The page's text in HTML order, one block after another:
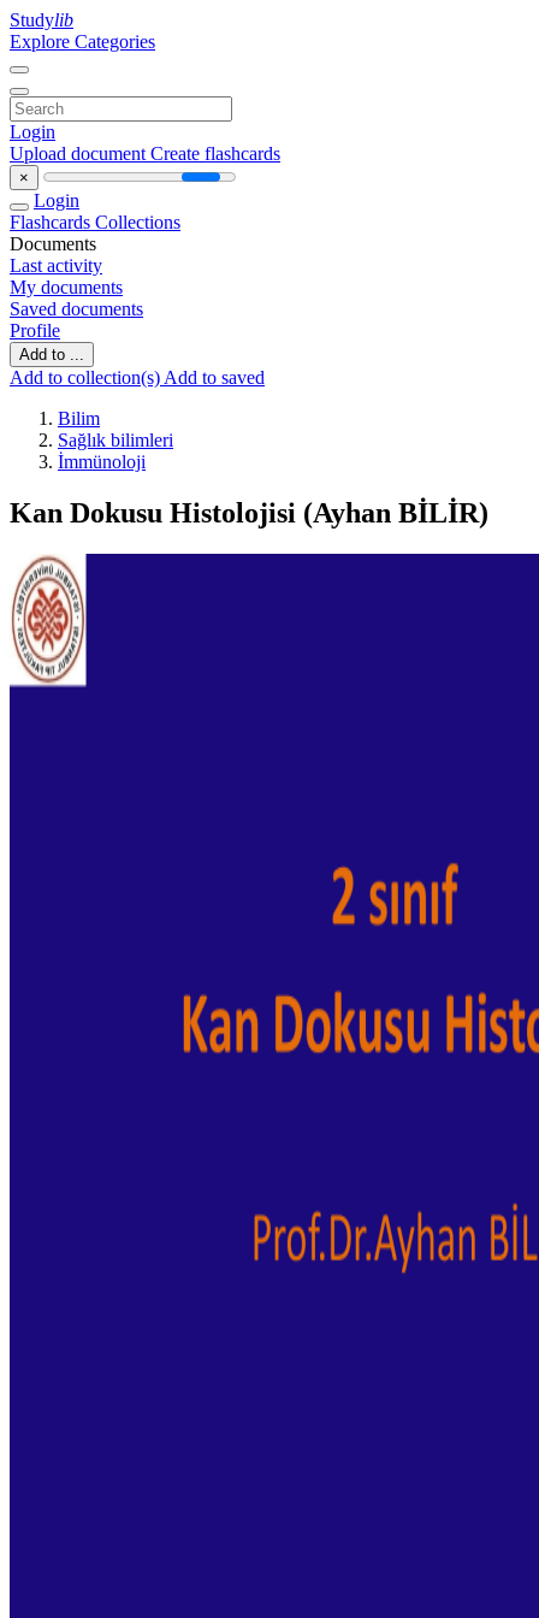
Studylib
Explore Categories
Login
Upload document Create flashcards
×
Login
Flashcards Collections
Documents
Last activity
My documents
Saved documents
Profile
Add to ...
Add to collection(s) Add to saved
Bilim
Sağlık bilimleri
İmmünoloji
Kan Dokusu Histolojisi (Ayhan BİLİR)